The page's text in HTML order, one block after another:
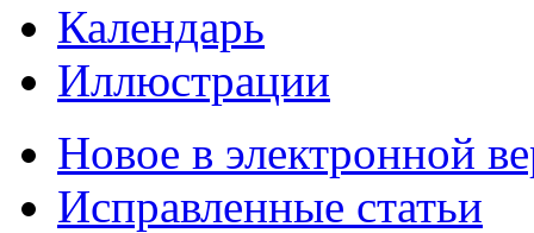
Календарь
Иллюстрации
Новое в электронной
Исправленные статьи